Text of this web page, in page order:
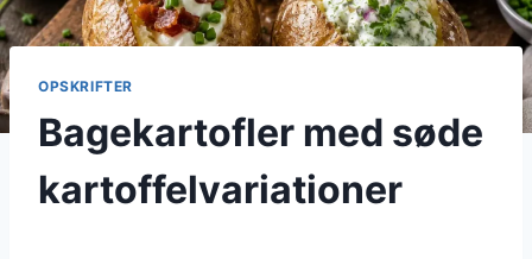
OPSKRIFTER
Bagekartofler med søde
kartoffelvariationer